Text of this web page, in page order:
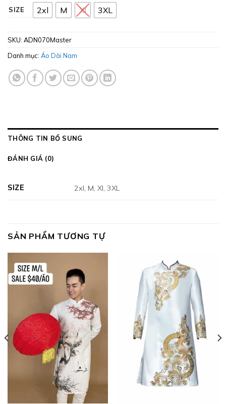
SIZE 2xl M Xl 3XL
SKU: ADN070Master
Danh mục: Áo Dài Nam
THÔNG TIN BỔ SUNG
ĐÁNH GIÁ (0)
SIZE 2xl, M, Xl, 3XL
SẢN PHẨM TƯƠNG TỰ